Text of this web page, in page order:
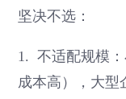
坚决不选：
1. 不适配规模：
成本高），大型